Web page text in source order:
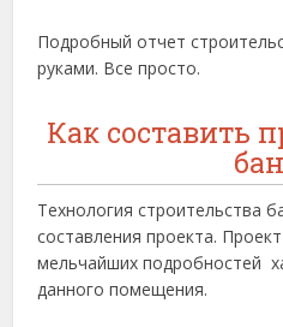
Подробный отчет
руками. Все просто.
Как составить
Технология строительства
составления проекта.
мельчайших подробностей
данного помещения.